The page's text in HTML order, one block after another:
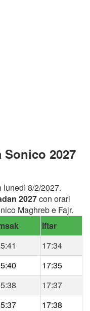
Sonico 2027
lunedì 8/2/2027.
2027con orari
Maghreb e Fajr.
Iftar
17:34
17:35
17:37
17:38